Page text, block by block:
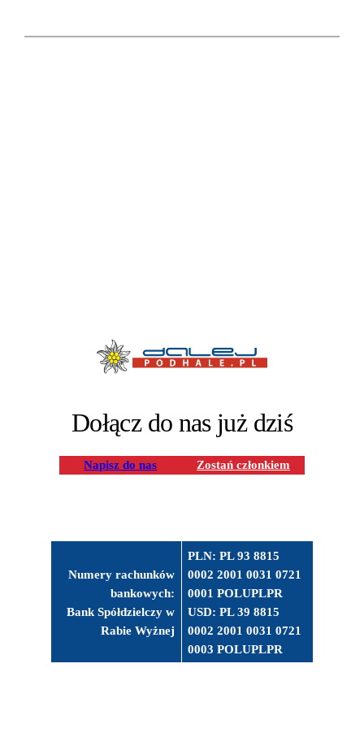
Dołącz do nas już dziś
Napisz do nas Zostań członkiem
Numery rachunków
bankowych:
Bank Spółdzielczy w
Rabie Wyżnej
PLN: PL 93 8815
0002 2001 0031 0721
0001 POLUPLPR
USD: PL 39 8815
0002 2001 0031 0721
0003 POLUPLPR